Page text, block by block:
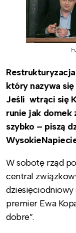
który nazywa
Jeśli wtrąci się
runie jak domek
szybko – piszą
W sobotę rząd
central
dziesięciodniowy
premier Ewa
dobre”.